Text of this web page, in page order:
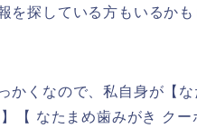
を探している方もいるか
かくなので、私自身が【
【 なたまめ歯みがき クー